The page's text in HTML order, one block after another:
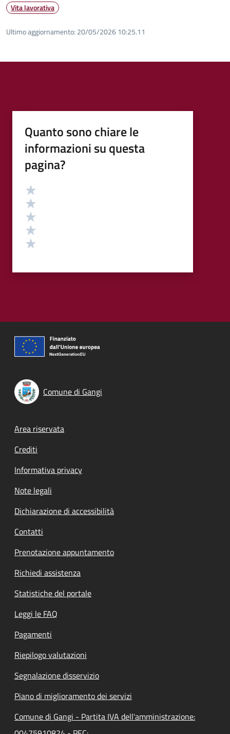
Vita lavorativa
Ultimo aggiornamento: 20/05/2026 10:25.11
Quanto sono chiare le
informazioni su questa
pagina?
Valutazione
Comune di Gangi
Footer menu
Area riservata
Crediti
Informativa privacy
Note legali
Dichiarazione di accessibilità
Contatti
Prenotazione appuntamento
Richiedi assistenza
Statistiche del portale
Leggi le FAQ
Pagamenti
Riepilogo valutazioni
Segnalazione disservizio
Piano di miglioramento dei servizi
Comune di Gangi - Partita IVA dell'amministrazione: